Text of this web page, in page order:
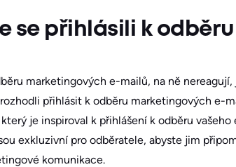
se přihlásili k odběru
marketingových e-mailů, na ně
přihlásit k odběru marketingových e-
je inspiroval k přihlášení k odběru
exkluzivní pro odběratele, abyste jim
komunikace.